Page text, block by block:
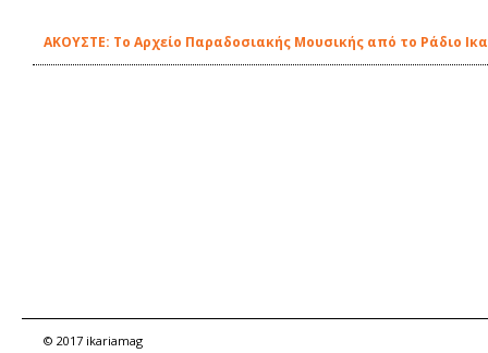
ΑΚΟΥΣΤΕ: Το Αρχείο Παραδοσιακής Μουσικής από το Ράδιο
© 2017 ikariamag